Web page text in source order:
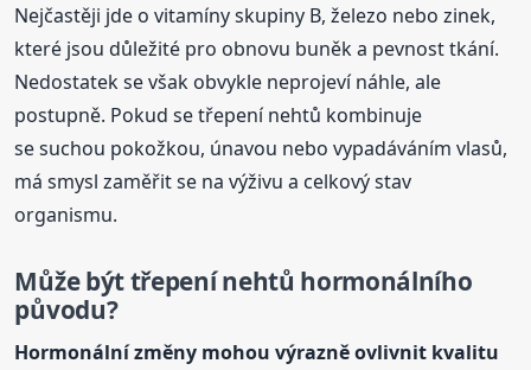
Nejčastěji jde o vitamíny skupiny B, železo nebo zinek,
které jsou důležité pro obnovu buněk a pevnost tkání.
Nedostatek se však obvykle neprojeví náhle, ale
postupně. Pokud se třepení nehtů kombinuje
se suchou pokožkou, únavou nebo vypadáváním vlasů,
má smysl zaměřit se na výživu a celkový stav
organismu.
Může být třepení nehtů hormonálního
původu?
Hormonální změny mohou výrazně ovlivnit kvalitu